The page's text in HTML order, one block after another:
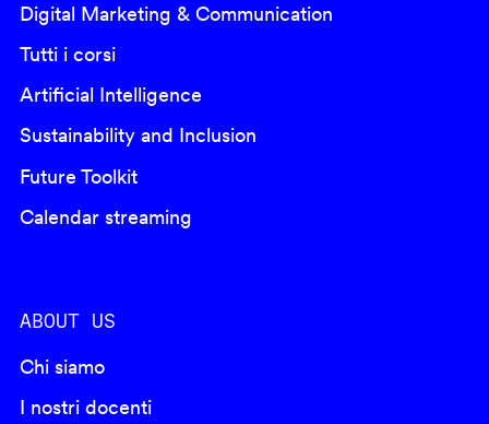
Digital Marketing & Communication
Tutti i corsi
Artificial Intelligence
Sustainability and Inclusion
Future Toolkit
Calendar streaming
ABOUT US
Chi siamo
I nostri docenti